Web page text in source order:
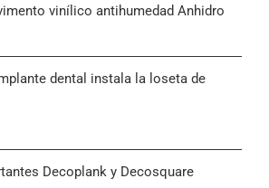
vinílico antihumedad Anhidro
dental instala la loseta de
Decoplank y Decosquare